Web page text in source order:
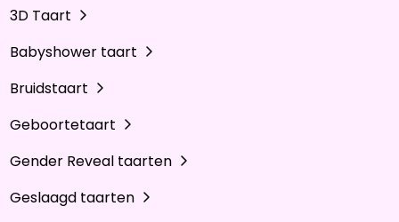
3D Taart
Babyshower taart
Bruidstaart
Geboortetaart
Gender Reveal taarten
Geslaagd taarten